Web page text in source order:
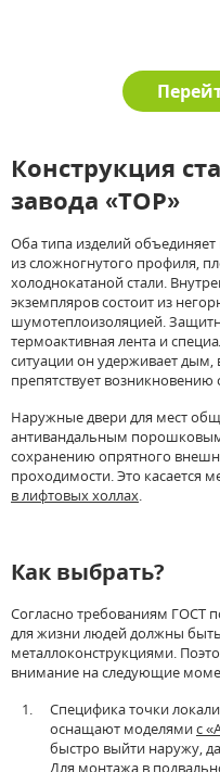
Конструкция
завода «ТОР»
Оба типа изделий
из сложногнутого профиля,
холоднокатаной стали.
экземпляров состоит из
шумотеплоизоляцией.
термоактивная лента и
ситуации он удерживает
препятствует возникновению
Наружные двери для мест
антивандальным
сохранению опрятного
проходимости. Это касается
в лифтовых холлах.
Как выбрать?
Согласно требованиям ГОСТ
для жизни людей должны
металлоконструкциями.
внимание на следующие
Специфика точки
оснащают моделямис
быстро выйти наружу,
Для монтажа в